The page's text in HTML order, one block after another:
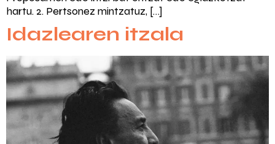
hartu. 2. Pertsonez mintzatuz, […]
Idazlearen itzala